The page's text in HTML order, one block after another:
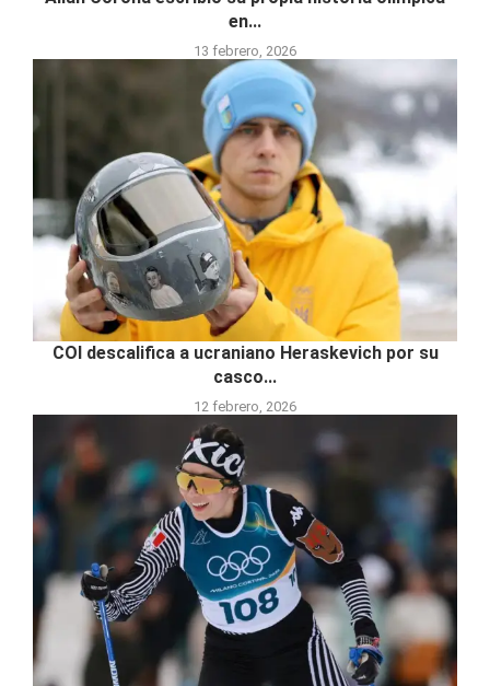
en...
13 febrero, 2026
COI descalifica a ucraniano Heraskevich por su
casco...
12 febrero, 2026